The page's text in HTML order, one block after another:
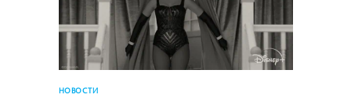
НОВОСТИ